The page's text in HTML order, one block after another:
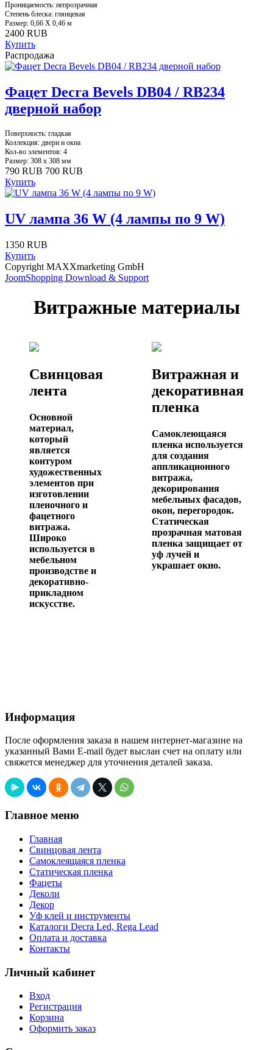
Проницаемость: непрозрачная
Степень блеска: глянцевая
Размер: 0,66 Х 0,46 м
2400 RUB
Купить
Распродажа
Фацет Decra Bevels DB04 / RB234
дверной набор
Поверхность: гладкая
Коллекция: двери и окна
Кол-во элементов: 4
Размер: 308 х 308 мм
790 RUB 700 RUB
Купить
UV лампа 36 W (4 лампы по 9 W)
1350 RUB
Купить
Copyright MAXXmarketing GmbH
JoomShopping Download & Support
Витражные материалы
Свинцовая
лента
Основной
материал,
который
является
контуром
художественных
элементов при
изготовлении
пленочного и
фацетного
витража.
Широко
используется в
мебельном
производстве и
декоративно-
прикладном
искусстве.
Витражная и
декоративная
пленка
Самоклеющаяся
пленка используется
для создания
аппликационного
витража,
декорирования
мебельных фасадов,
окон, перегородок.
Статическая
прозрачная матовая
пленка защищает от
уф лучей и
украшает окно.
Информация
После оформления заказа в нашем интернет-магазине на
указанный Вами E-mail будет выслан счет на оплату или
свяжется менеджер для уточнения деталей заказа.
Главное меню
Главная
Свинцовая лента
Самоклеящаяся пленка
Статическая пленка
Фацеты
Деколи
Декор
Уф клей и инструменты
Каталоги Decra Led, Rega Lead
Оплата и доставка
Контакты
Личный кабинет
Вход
Регистрация
Корзина
Оформить заказ